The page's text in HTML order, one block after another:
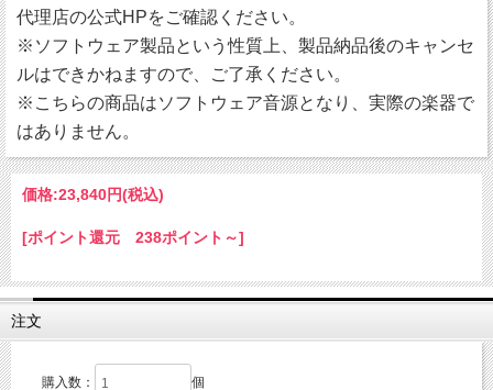
代理店の公式HPをご確認ください。
※ソフトウェア製品という性質上、製品納品後のキャンセ
ルはできかねますので、ご了承ください。
※こちらの商品はソフトウェア音源となり、実際の楽器で
はありません。
価格:23,840円(税込)
[ポイント還元 238ポイント～]
注文
購入数： 個